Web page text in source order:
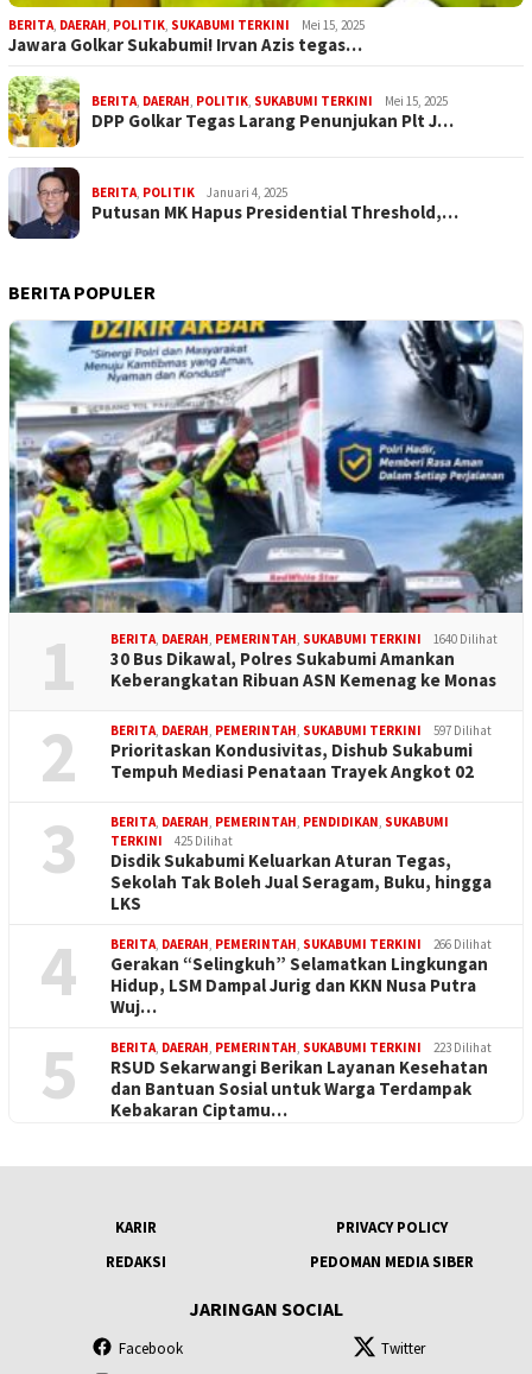
BERITA, DAERAH, POLITIK, SUKABUMI TERKINI Mei 15, 2025
Jawara Golkar Sukabumi! Irvan Azis tegas…
BERITA, DAERAH, POLITIK, SUKABUMI TERKINI Mei 15, 2025
DPP Golkar Tegas Larang Penunjukan Plt J…
BERITA, POLITIK Januari 4, 2025
Putusan MK Hapus Presidential Threshold,…
BERITA POPULER
1 BERITA, DAERAH, PEMERINTAH, SUKABUMI TERKINI 1640 Dilihat
30 Bus Dikawal, Polres Sukabumi Amankan
Keberangkatan Ribuan ASN Kemenag ke Monas
2 BERITA, DAERAH, PEMERINTAH, SUKABUMI TERKINI 597 Dilihat
Prioritaskan Kondusivitas, Dishub Sukabumi
Tempuh Mediasi Penataan Trayek Angkot 02
3 BERITA, DAERAH, PEMERINTAH, PENDIDIKAN, SUKABUMI
TERKINI
425 Dilihat
Disdik Sukabumi Keluarkan Aturan Tegas,
Sekolah Tak Boleh Jual Seragam, Buku, hingga
LKS
4 BERITA, DAERAH, PEMERINTAH, SUKABUMI TERKINI 266 Dilihat
Gerakan “Selingkuh” Selamatkan Lingkungan
Hidup, LSM Dampal Jurig dan KKN Nusa Putra
Wuj…
5 BERITA, DAERAH, PEMERINTAH, SUKABUMI TERKINI 223 Dilihat
RSUD Sekarwangi Berikan Layanan Kesehatan
dan Bantuan Sosial untuk Warga Terdampak
Kebakaran Ciptamu…
KARIR
PRIVACY POLICY
REDAKSI
PEDOMAN MEDIA SIBER
JARINGAN SOCIAL
Facebook
Twitter